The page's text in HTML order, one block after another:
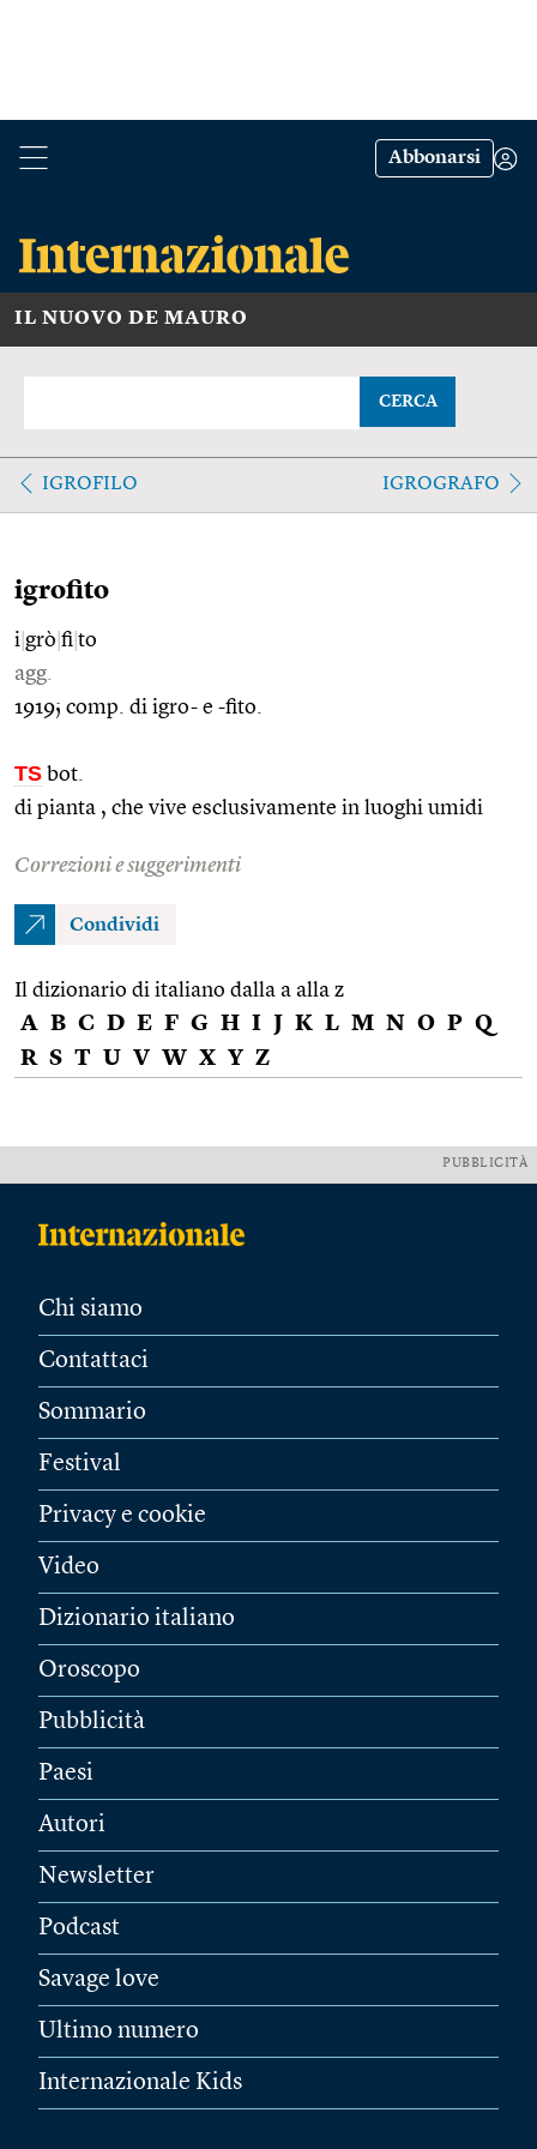
Abbonarsi
IL NUOVO DE MAURO
CERCA
IGROFILO IGROGRAFO
igrofito
i grò fi to
agg.
1919; comp. di igro- e -fito.
TS bot.
di pianta , che vive esclusivamente in luoghi umidi
Correzioni e suggerimenti
Condividi
Il dizionario di italiano dalla a alla z
A B C D E F G H I J K L M N O P Q
R S T U V W X Y Z
PUBBLICITÀ
Chi siamo
Contattaci
Sommario
Festival
Privacy e cookie
Video
Dizionario italiano
Oroscopo
Pubblicità
Paesi
Autori
Newsletter
Podcast
Savage love
Ultimo numero
Internazionale Kids